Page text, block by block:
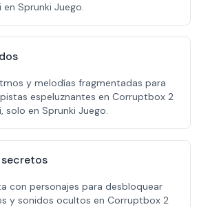
en Sprunki Juego.
y melodías fragmentadas para
espeluznantes en Corruptbox 2
solo en Sprunki Juego.
con personajes para desbloquear
y sonidos ocultos en Corruptbox 2